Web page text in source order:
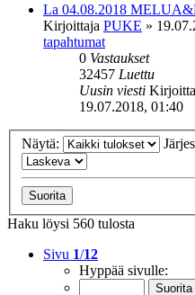
La 04.08.2018
Kirjoittaja PUKE »
tapahtumat
0 Vastaukset
32457 Luettu
Uusin viesti
19.07.2018, 01:40
Näytä:
Haku löysi 560 tulosta
Sivu 1/12
Hyppää sivulle: